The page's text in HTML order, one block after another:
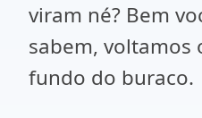
viram né? Bem
sabem, voltamos
fundo do buraco.